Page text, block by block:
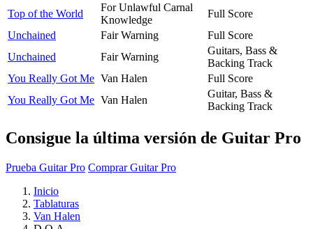
Top of the World
For Unlawful Carnal
Knowledge
Full Score
Unchained
Fair Warning
Full Score
Unchained
Fair Warning
Guitars, Bass &
Backing Track
You Really Got Me Van Halen
Full Score
You Really Got Me Van Halen
Guitar, Bass &
Backing Track
Consigue la última versión de Guitar Pro
Prueba Guitar Pro Comprar Guitar Pro
Inicio
Tablaturas
Van Halen